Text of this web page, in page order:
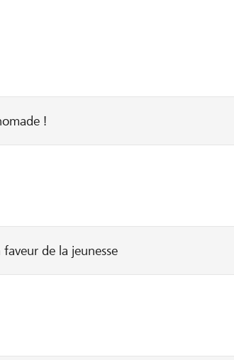
!
de la jeunesse